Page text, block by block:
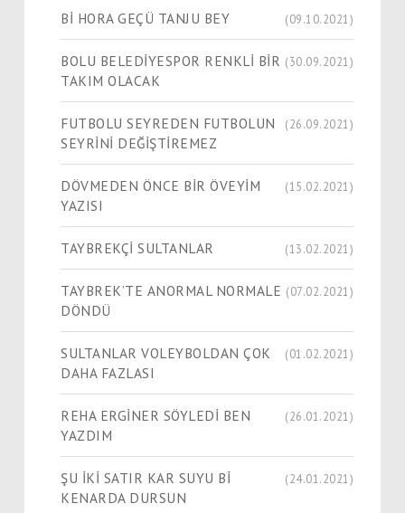
Bİ HORA GEÇÜ TANJU BEY (09.10.2021)
BOLU BELEDİYESPOR RENKLİ BİR
TAKIM OLACAK
(30.09.2021)
FUTBOLU SEYREDEN FUTBOLUN
SEYRİNİ DEĞİŞTİREMEZ
(26.09.2021)
DÖVMEDEN ÖNCE BİR ÖVEYİM
YAZISI
(15.02.2021)
TAYBREKÇİ SULTANLAR (13.02.2021)
TAYBREK’TE ANORMAL NORMALE
DÖNDÜ
(07.02.2021)
SULTANLAR VOLEYBOLDAN ÇOK
DAHA FAZLASI
(01.02.2021)
REHA ERGİNER SÖYLEDİ BEN
YAZDIM
(26.01.2021)
ŞU İKİ SATIR KAR SUYU Bİ
KENARDA DURSUN
(24.01.2021)